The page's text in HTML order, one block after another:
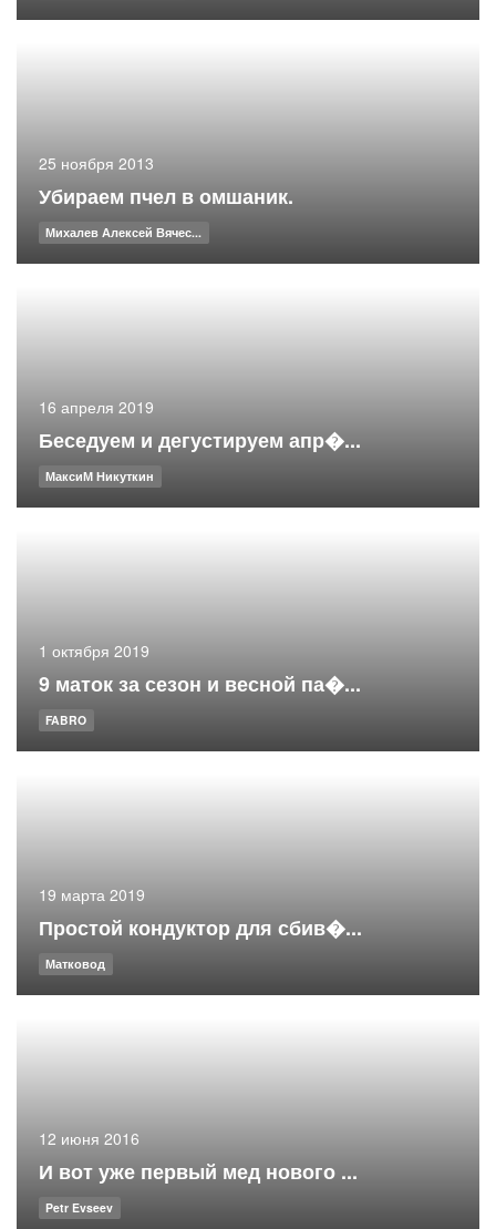
25 ноября 2013
Убираем пчел в омшаник.
Михалев Алексей Вячес...
16 апреля 2019
Беседуем и дегустируем апр�...
МаксиМ Никуткин
1 октября 2019
9 маток за сезон и весной па�...
FABRO
19 марта 2019
Простой кондуктор для сбив�...
Матковод
12 июня 2016
И вот уже первый мед нового ...
Petr Evseev